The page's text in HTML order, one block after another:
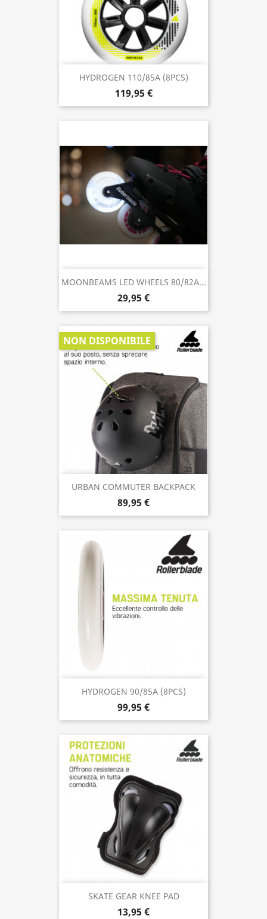
HYDROGEN 110/85A (8PCS)
119,95 €
MOONBEAMS LED WHEELS 80/82A...
29,95 €
URBAN COMMUTER BACKPACK
89,95 €
NON DISPONIBILE
HYDROGEN 90/85A (8PCS)
99,95 €
SKATE GEAR KNEE PAD
13,95 €